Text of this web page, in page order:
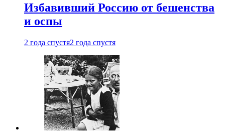
Избавивший Россию от бешенства
и оспы
2 года спустя2 года спустя